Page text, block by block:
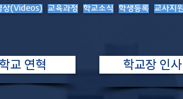
상(Videos) 교육과정 학교소식 학생등록 교사지
학교 연혁 학교장 인사